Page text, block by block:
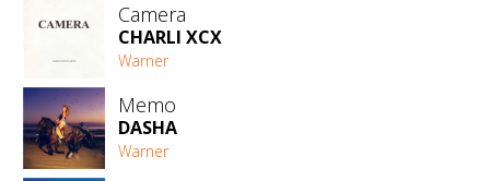
Camera
CHARLI XCX
Warner
Memo
DASHA
Warner